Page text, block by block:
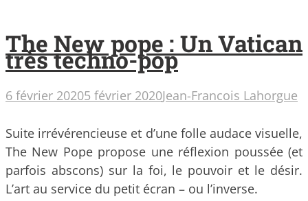
The New pope : Un Vatican
très techno-pop
6 février 20205 février 2020Jean-Francois Lahorgue
Suite irrévérencieuse et d’une folle audace visuelle,
The New Pope propose une réflexion poussée (et
parfois abscons) sur la foi, le pouvoir et le désir.
L’art au service du petit écran – ou l’inverse.